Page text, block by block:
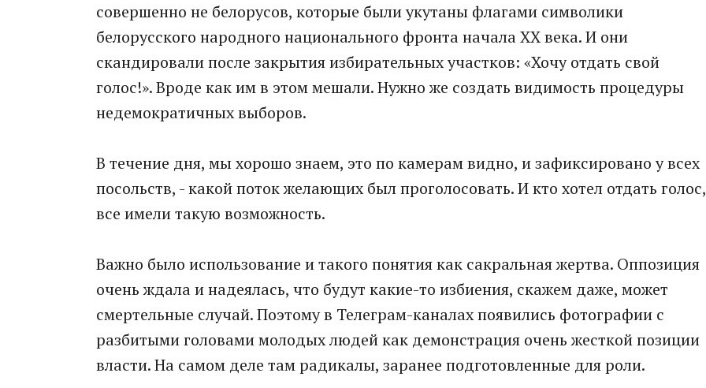
совершенно не белорусов, которые были укутаны флагами символики
белорусского народного национального фронта начала XX века. И они
скандировали после закрытия избирательных участков: «Хочу отдать свой
голос!». Вроде как им в этом мешали. Нужно же создать видимость процедуры
недемократичных выборов.
В течение дня, мы хорошо знаем, это по камерам видно, и зафиксировано у всех
посольств, - какой поток желающих был проголосовать. И кто хотел отдать голос,
все имели такую возможность.
Важно было использование и такого понятия как сакральная жертва. Оппозиция
очень ждала и надеялась, что будут какие-то избиения, скажем даже, может
смертельные случай. Поэтому в Телеграм-каналах появились фотографии с
разбитыми головами молодых людей как демонстрация очень жесткой позиции
власти. На самом деле там радикалы, заранее подготовленные для роли.